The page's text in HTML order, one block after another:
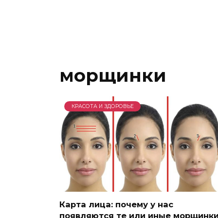
морщинки
КРАСОТА И ЗДОРОВЬЕ
Карта лица: почему у нас
появляются те или иные